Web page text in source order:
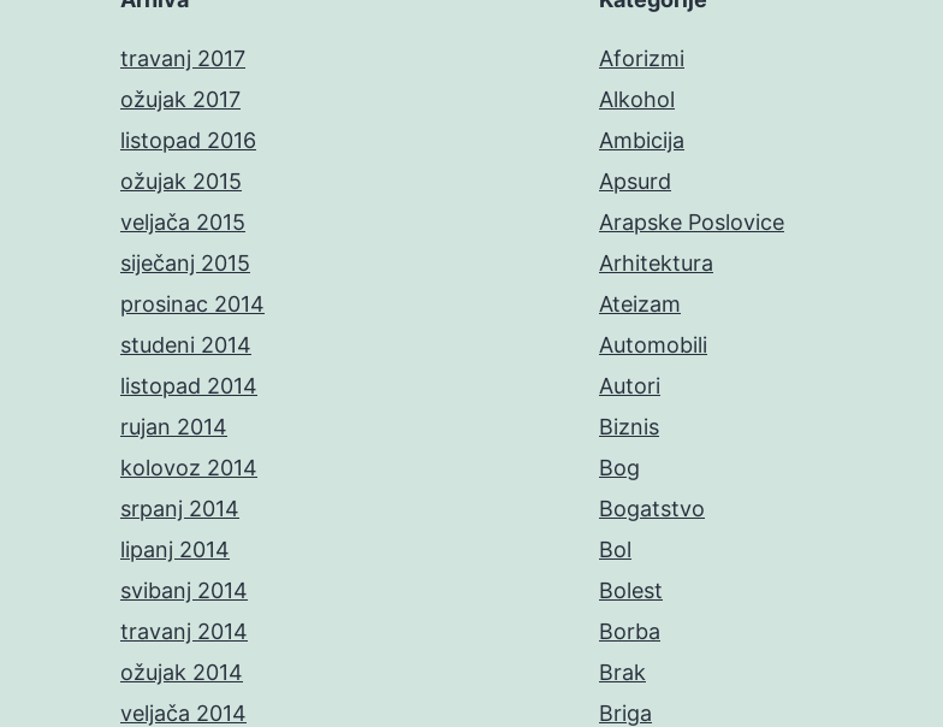
travanj 2017
ožujak 2017
listopad 2016
ožujak 2015
veljača 2015
siječanj 2015
prosinac 2014
studeni 2014
listopad 2014
rujan 2014
kolovoz 2014
srpanj 2014
lipanj 2014
svibanj 2014
travanj 2014
ožujak 2014
veljača 2014
Aforizmi
Alkohol
Ambicija
Apsurd
Arapske Poslovice
Arhitektura
Ateizam
Automobili
Autori
Biznis
Bog
Bogatstvo
Bol
Bolest
Borba
Brak
Briga